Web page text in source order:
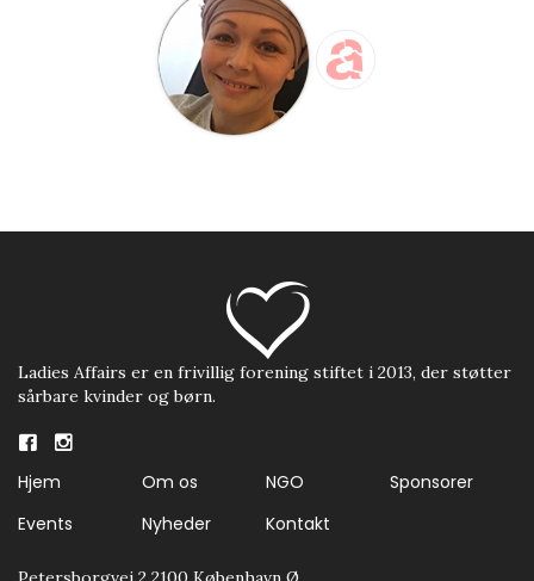
Ladies Affairs er en frivillig forening stiftet i 2013, der støtter
sårbare kvinder og børn.
Hjem Om os NGO
Sponsorer
Events
Nyheder Kontakt